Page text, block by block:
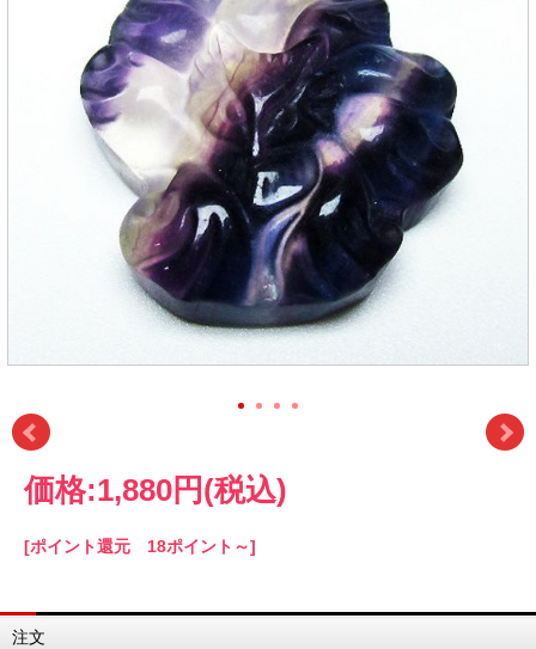
価格:1,880円 (税込)
[ポイント還元 18ポイント～]
注文